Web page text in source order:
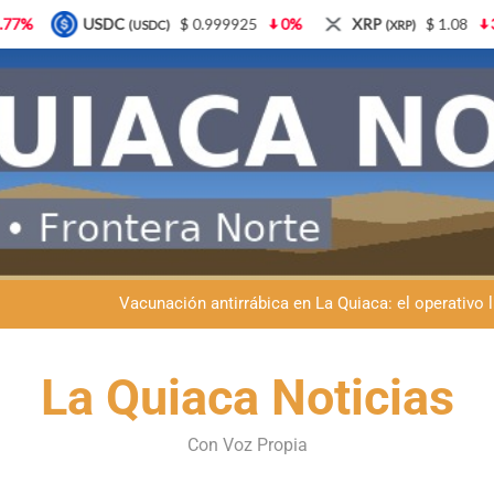
del Abuelo en La Quiaca: música, baile y un encuentro
Fiestas patronales en La Quiaca: la Banda Municipal
Vacunación antirrábica en La Quiaca: el operativo
Fiestas patronales en La Quiaca: la Banda Municipal
La Quiaca Noticias
Con Voz Propia
0% XRP (XRP) $ 1.08 3.87% Solana (SOL) $